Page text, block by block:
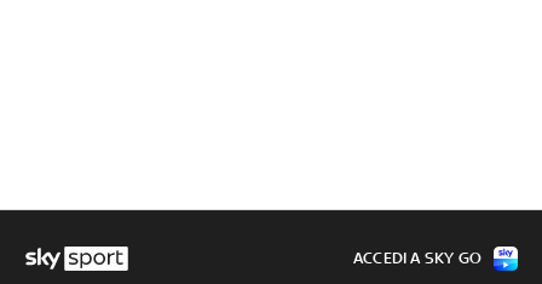
ACCEDI A SKY GO